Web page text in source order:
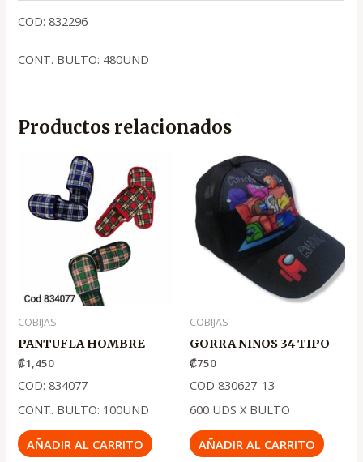
COD: 832296
CONT. BULTO: 480UND
Productos relacionados
COBIJAS
PANTUFLA HOMBRE
₡1,450
COD: 834077
CONT. BULTO: 100UND
AÑADIR AL CARRITO
COBIJAS
GORRA NINOS 34 TIPO
₡750
COD 830627-13
600 UDS X BULTO
AÑADIR AL CARRITO